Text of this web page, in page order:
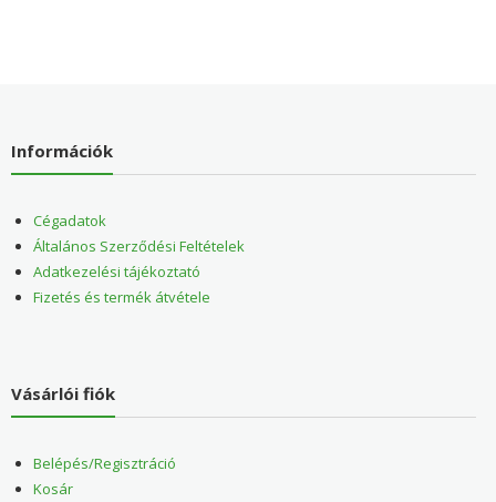
Információk
Cégadatok
Általános Szerződési Feltételek
Adatkezelési tájékoztató
Fizetés és termék átvétele
Vásárlói fiók
Belépés/Regisztráció
Kosár